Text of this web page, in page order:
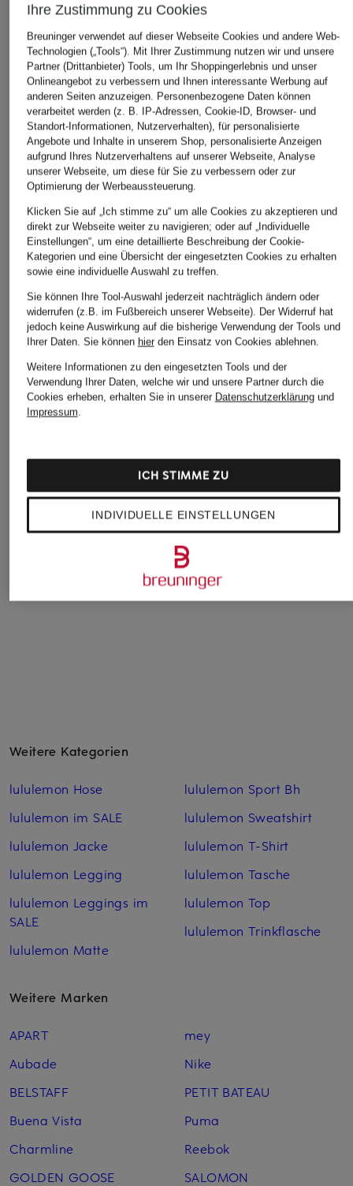
70 €
adidas
SKORT, GEWIRKTES
ARMANI
Tennisrock
Weitere Kategorien
lululemon Hose
lululemon im SALE
lululemon Jacke
lululemon Legging
lululemon Leggings im
SALE
lululemon Matte
lululemon Sport Bh
lululemon Sweatshirt
lululemon T-Shirt
lululemon Tasche
lululemon Top
lululemon Trinkflasche
Weitere Marken
APART
Aubade
BELSTAFF
Buena Vista
Charmline
GOLDEN GOOSE
mey
Nike
PETIT BATEAU
Puma
Reebok
SALOMON
Ihre Zustimmung zu Cookies
Breuninger verwendet auf dieser Webseite Cookies und andere Web-
Technologien („Tools“). Mit Ihrer Zustimmung nutzen wir und unsere
Partner (Drittanbieter) Tools, um Ihr Shoppingerlebnis und unser
Onlineangebot zu verbessern und Ihnen interessante Werbung auf
anderen Seiten anzuzeigen. Personenbezogene Daten können
verarbeitet werden (z. B. IP-Adressen, Cookie-ID, Browser- und
Standort-Informationen, Nutzerverhalten), für personalisierte
Angebote und Inhalte in unserem Shop, personalisierte Anzeigen
aufgrund Ihres Nutzerverhaltens auf unserer Webseite, Analyse
unserer Webseite, um diese für Sie zu verbessern oder zur
Optimierung der Werbeaussteuerung.
Klicken Sie auf „Ich stimme zu“ um alle Cookies zu akzeptieren und
direkt zur Webseite weiter zu navigieren; oder auf „Individuelle
Einstellungen“, um eine detaillierte Beschreibung der Cookie-
Kategorien und eine Übersicht der eingesetzten Cookies zu erhalten
sowie eine individuelle Auswahl zu treffen.
Sie können Ihre Tool-Auswahl jederzeit nachträglich ändern oder
widerrufen (z.B. im Fußbereich unserer Webseite). Der Widerruf hat
jedoch keine Auswirkung auf die bisherige Verwendung der Tools und
Ihrer Daten. Sie können hierden Einsatz von Cookies ablehnen.
Weitere Informationen zu den eingesetzten Tools und der
Verwendung Ihrer Daten, welche wir und unsere Partner durch die
Cookies erheben, erhalten Sie in unserer Datenschutzerklärungund
Impressum.
INDIVIDUELLE EINSTELLUNGEN
ICH STIMME ZU